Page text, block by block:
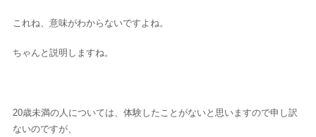
これね、意味がわからないですよね。
ちゃんと説明しますね。
20歳未満の人については、体験したことがないと思いますので申し訳
ないのですが、